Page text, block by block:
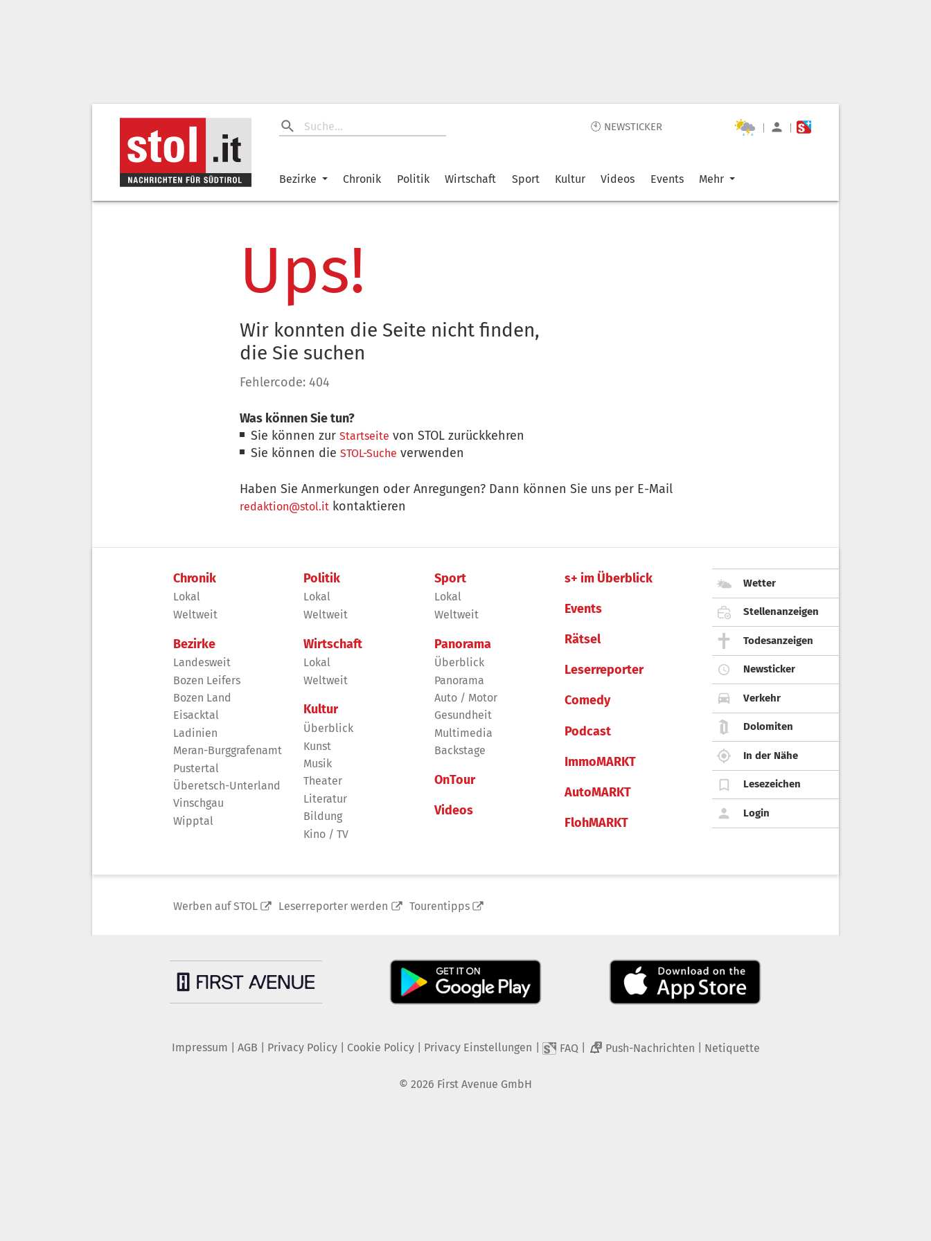
🕙 NEWSTICKER | |
Bezirke Chronik Politik Wirtschaft Sport Kultur Videos Events Mehr
Ups!
Wir konnten die Seite nicht finden,
die Sie suchen
Fehlercode: 404
Was können Sie tun?
Sie können zurStartseite von STOL zurückkehren
Sie können dieSTOL-Suche verwenden
Haben Sie Anmerkungen oder Anregungen? Dann können Sie uns per E-Mail
redaktion@stol.it kontaktieren
Chronik
Lokal
Weltweit
Bezirke
Landesweit
Bozen Leifers
Bozen Land
Eisacktal
Ladinien
Meran-Burggrafenamt
Pustertal
Überetsch-Unterland
Vinschgau
Wipptal
Politik
Lokal
Weltweit
Wirtschaft
Lokal
Weltweit
Kultur
Überblick
Kunst
Musik
Theater
Literatur
Bildung
Kino / TV
Sport
Lokal
Weltweit
Panorama
Überblick
Panorama
Auto / Motor
Gesundheit
Multimedia
Backstage
OnTour
Videos
s+ im Überblick
Events
Rätsel
Leserreporter
Comedy
Podcast
ImmoMARKT
AutoMARKT
FlohMARKT
Wetter
Stellenanzeigen
Todesanzeigen
Newsticker
Verkehr
Dolomiten
In der Nähe
Lesezeichen
Login
Werben auf STOL Leserreporter werden Tourentipps
Impressum AGB Privacy Policy| Cookie Policy| Privacy Einstellungen FAQ 2 Push-Nachrichten Netiquette
© 2026 First Avenue GmbH